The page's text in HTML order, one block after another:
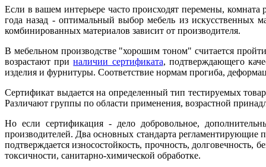
Если в вашем интерьере часто происходят перемены, комната
года назад - оптимальный выбор мебель из
комбинированных материалов зависит от производителя.
В мебельном производстве "хорошим тоном" считается
возрастают приналичии сертификата, подтверждающего
изделия и фурнитуры. Соответствие нормам прогиба,
Сертификат выдается на определенный тип тестируемых
Различают группы по области применения, возрастной
Но если сертификация - дело добровольное,
производителей. Два основных стандарта
подтверждается износостойкость, прочность,
токсичности, санитарно-химической обработке.